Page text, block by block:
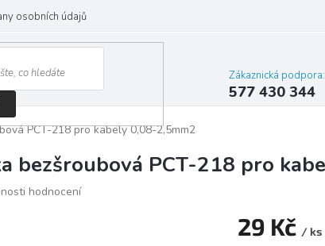
osobních údajů
Zákaznická podpora:
577 430 344
PCT-218 pro kabely 0,08-2,5mm2
bezšroubová PCT-218 pro
hodnocení
29 Kč / ks